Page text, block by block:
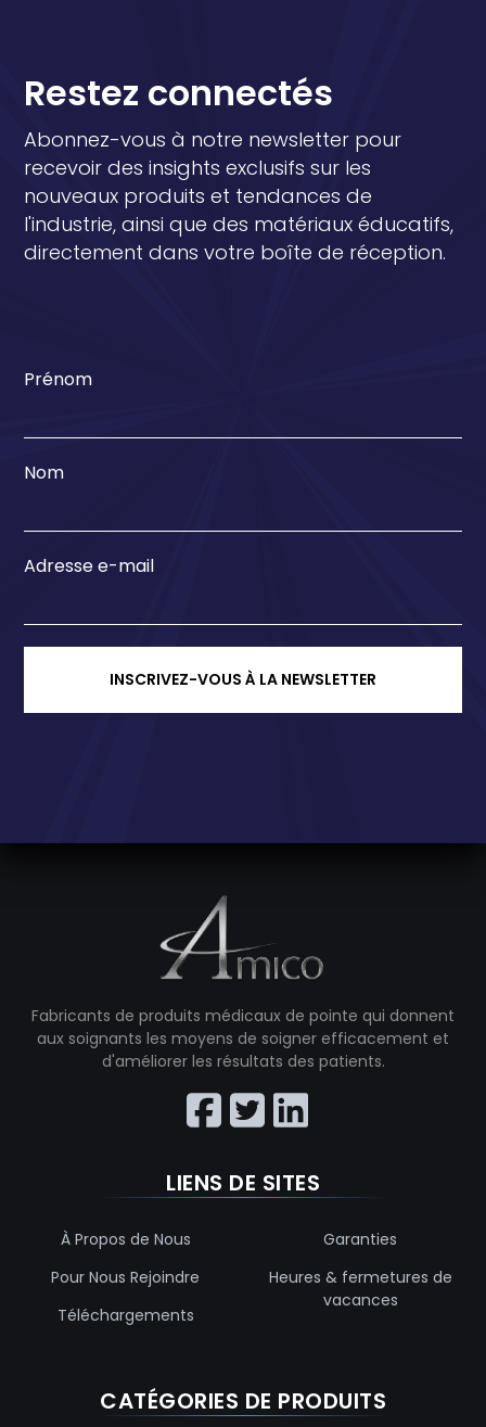
Restez connectés
Abonnez-vous à notre newsletter pour
recevoir des insights exclusifs sur les
nouveaux produits et tendances de
l'industrie, ainsi que des matériaux éducatifs,
directement dans votre boîte de réception.
Prénom
Nom
Adresse e-mail
INSCRIVEZ-VOUS À LA NEWSLETTER
Fabricants de produits médicaux de pointe qui donnent
aux soignants les moyens de soigner efficacement et
d'améliorer les résultats des patients.
LIENS DE SITES
À Propos de Nous
Pour Nous Rejoindre
Téléchargements
Garanties
Heures & fermetures de
vacances
CATÉGORIES DE PRODUITS